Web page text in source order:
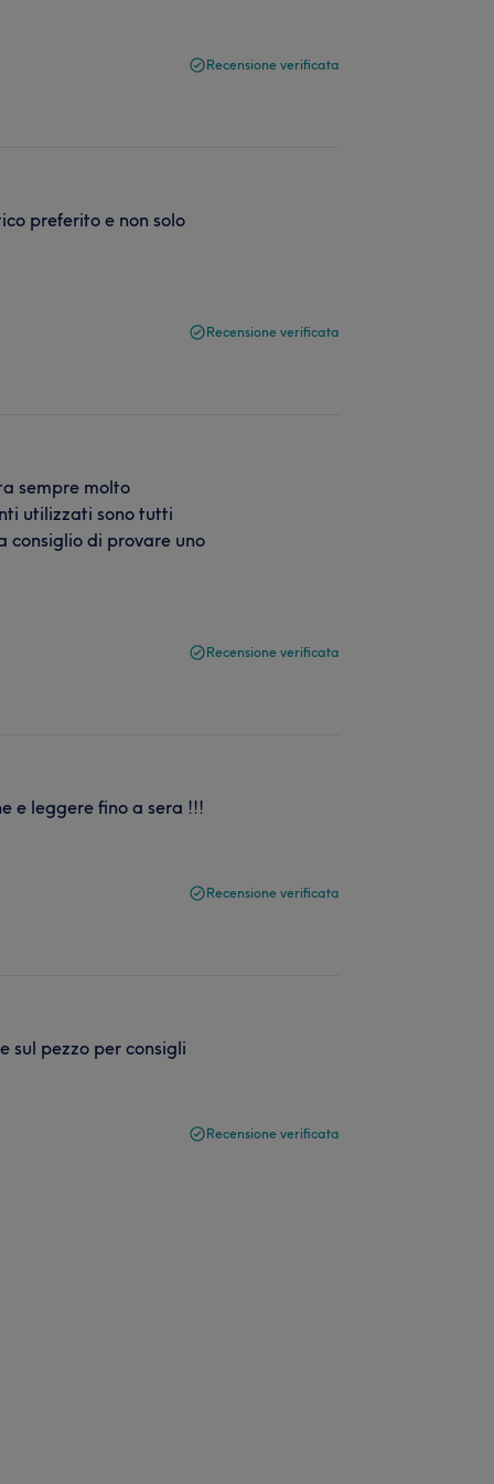
Recensione verificata
preferito e non solo
Recensione verificata
sempre molto
utilizzati sono tutti
consiglio di provare uno
Recensione verificata
e leggere fino a sera !!!
Recensione verificata
sul pezzo per consigli
Recensione verificata